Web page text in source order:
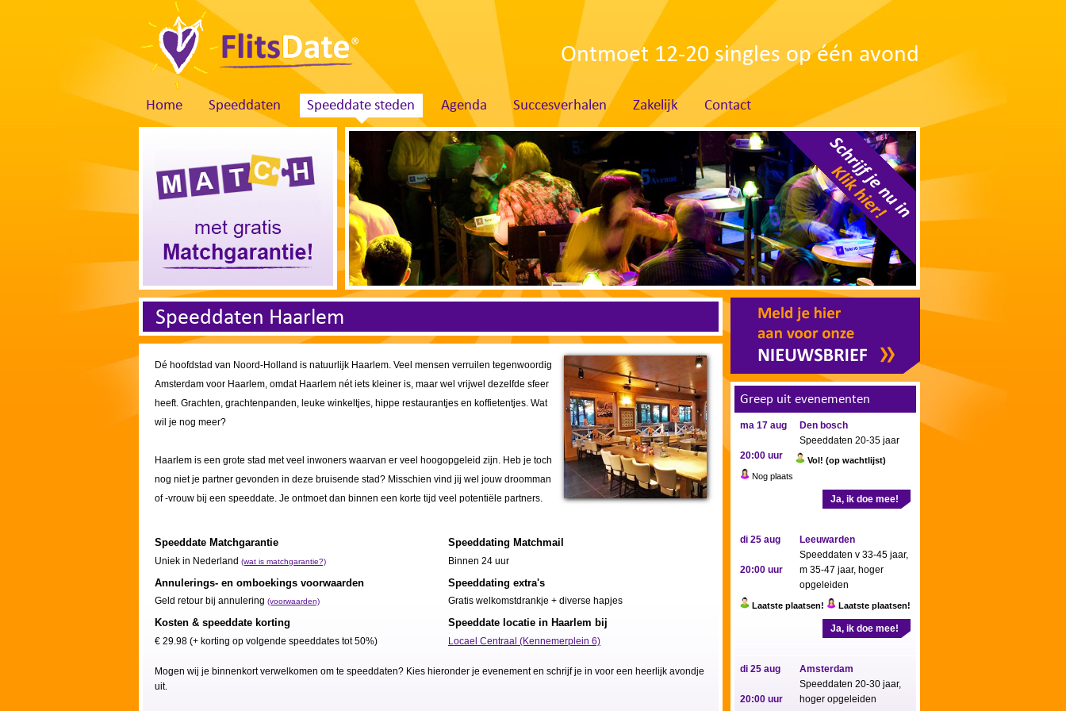
Ontmoet 12-20 singles op één avond
Home Speeddaten Speeddate steden Agenda Succesverhalen Zakelijk Contact
Speeddaten Haarlem
Dé hoofdstad van Noord-Holland is natuurlijk Haarlem. Veel mensen verruilen tegenwoordig
Amsterdam voor Haarlem, omdat Haarlem nét iets kleiner is, maar wel vrijwel dezelfde sfeer
heeft. Grachten, grachtenpanden, leuke winkeltjes, hippe restaurantjes en koffietentjes. Wat
wil je nog meer?
Haarlem is een grote stad met veel inwoners waarvan er veel hoogopgeleid zijn. Heb je toch
nog niet je partner gevonden in deze bruisende stad? Misschien vind jij wel jouw droomman
of -vrouw bij een speeddate. Je ontmoet dan binnen een korte tijd veel potentiële partners.
Speeddate Matchgarantie
Uniek in Nederland (wat is matchgarantie?)
Annulerings- en omboekings voorwaarden
Geld retour bij annulering (voorwaarden)
Kosten & speeddate korting
€ 29.98 (+ korting op volgende speeddates tot 50%)
Speeddating Matchmail
Binnen 24 uur
Speeddating extra's
Gratis welkomstdrankje + diverse hapjes
Speeddate locatie in Haarlem bij
Locael Centraal (Kennemerplein 6)
Mogen wij je binnenkort verwelkomen om te speeddaten? Kies hieronder je evenement en schrijf je in voor een heerlijk avondje
uit.
Greep uit evenementen
ma 17 aug
20:00 uur
Den bosch
Speeddaten 20-35 jaar
Vol! (op wachtlijst)
Nog plaats
Ja, ik doe mee!
di 25 aug
20:00 uur
Leeuwarden
Speeddaten v 33-45 jaar,
m 35-47 jaar, hoger
opgeleiden
Laatste plaatsen! Laatste plaatsen!
Ja, ik doe mee!
di 25 aug
20:00 uur
Amsterdam
Speeddaten 20-30 jaar,
hoger opgeleiden